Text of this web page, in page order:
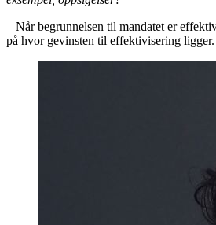
– Når begrunnelsen til mandatet er
på hvor gevinsten til effektivisering ligger.